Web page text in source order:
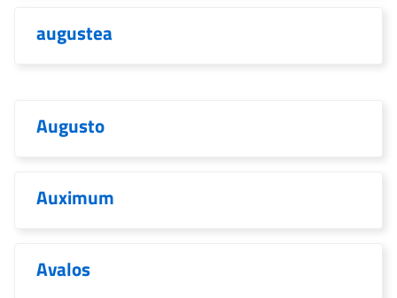
augustea
Augusto
Auximum
Avalos